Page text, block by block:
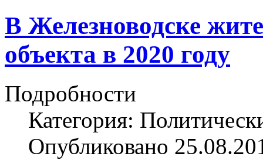
В Железноводске
объекта в 2020 году
Подробности
Категория:
Опубликовано